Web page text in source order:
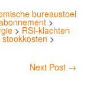
bureaustoel
>
> RSI-klachten
>
Next Post →